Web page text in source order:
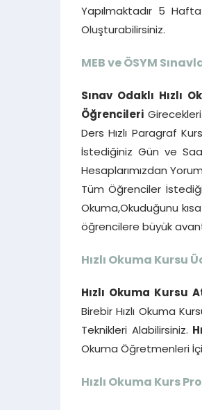
Yapılmaktadır 5
Oluşturabilirsiniz.
MEB ve ÖSYM
Sınav Odaklı Hızlı
Öğrencileri
Ders Hızlı Paragraf
İstediğiniz Gün ve
Hesaplarımızdan
Tüm Öğrenciler
Okuma,Okuduğunu
öğrencilere büyük
Hızlı Okuma Kursu
Hızlı Okuma Kursu
Birebir Hızlı Okuma
Teknikleri Alabilirsiniz.
Okuma Öğretmenleri
Hızlı Okuma Kurs